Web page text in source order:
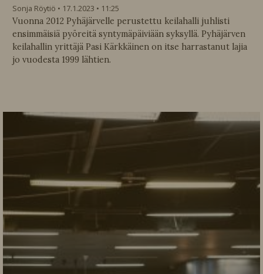
Sonja Röytiö 17.1.2023
11:25
Vuonna 2012 Pyhäjärvelle perustettu keilahalli juhlisti
ensimmäisiä pyöreitä syntymäpäiviään syksyllä. Pyhäjärven
keilahallin yrittäjä Pasi Kärkkäinen on itse harrastanut lajia
jo vuodesta 1999 lähtien.